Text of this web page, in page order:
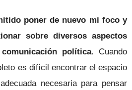
poner de nuevo mi foco y
sobre diversos aspectos
política. Cuando
es difícil encontrar el espacio
necesaria para pensar